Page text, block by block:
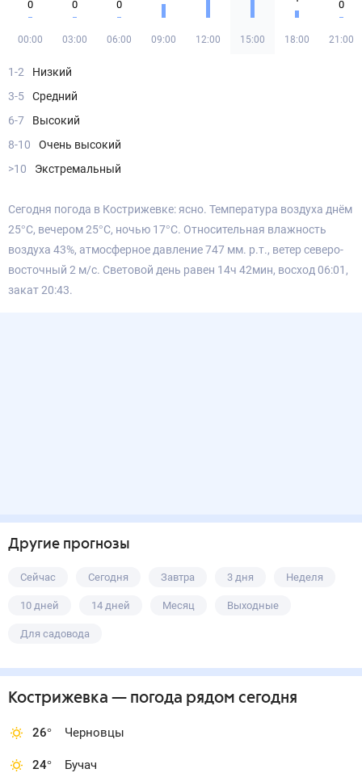
0
00:00
0
03:00
0
06:00 09:00 12:00 15:00 18:00
0
21:00
1-2
Низкий
3-5
Средний
6-7
Высокий
8-10
Очень высокий
>10
Экстремальный
Сегодня погода в Кострижевке: ясно. Температура воздуха днём
25°С, вечером 25°С, ночью 17°С. Относительная влажность
воздуха 43%, атмосферное давление 747 мм. р.т., ветер северо-
восточный 2 м/с. Световой день равен 14ч 42мин, восход 06:01,
закат 20:43.
Другие прогнозы
Сейчас Сегодня Завтра 3 дня Неделя
10 дней 14 дней Месяц Выходные
Для садовода
Кострижевка — погода рядом сегодня
26° Черновцы
24° Бучач